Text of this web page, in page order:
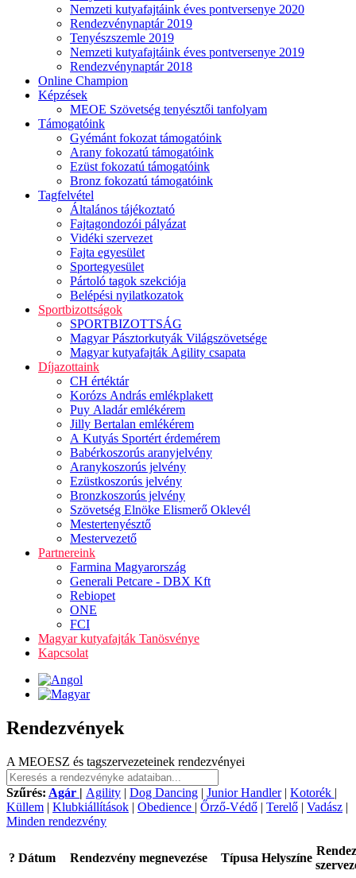
Nemzeti kutyafajtáink éves pontversenye 2020
Rendezvénynaptár 2019
Tenyészszemle 2019
Nemzeti kutyafajtáink éves pontversenye 2019
Rendezvénynaptár 2018
Online Champion
Képzések
MEOE Szövetség tenyésztői tanfolyam
Támogatóink
Gyémánt fokozat támogatóink
Arany fokozatú támogatóink
Ezüst fokozatú támogatóink
Bronz fokozatú támogatóink
Tagfelvétel
Általános tájékoztató
Fajtagondozói pályázat
Vidéki szervezet
Fajta egyesület
Sportegyesület
Pártoló tagok szekciója
Belépési nyilatkozatok
Sportbizottságok
SPORTBIZOTTSÁG
Magyar Pásztorkutyák Világszövetsége
Magyar kutyafajták Agility csapata
Díjazottaink
CH értéktár
Korózs András emlékplakett
Puy Aladár emlékérem
Jilly Bertalan emlékérem
A Kutyás Sportért érdemérem
Babérkoszorús aranyjelvény
Aranykoszorús jelvény
Ezüstkoszorús jelvény
Bronzkoszorús jelvény
Szövetség Elnöke Elismerő Oklevél
Mestertenyésztő
Mestervezető
Partnereink
Farmina Magyarország
Generali Petcare - DBX Kft
Rebiopet
ONE
FCI
Magyar kutyafajták Tanösvénye
Kapcsolat
Rendezvények
A MEOESZ és tagszervezeteinek rendezvényei
Szűrés: Agár | Agility | Dog Dancing | Junior Handler| Kotorék |
Küllem | Klubkiállítások | Obedience | Őrző-Védő | Terelő | Vadász |
Minden rendezvény
? Dátum Rendezvény megnevezése Típusa Helyszíne